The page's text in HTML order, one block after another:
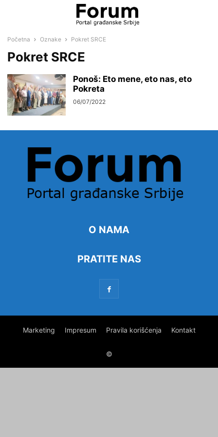
Početna Oznake Pokret SRCE
Pokret SRCE
Ponoš: Eto mene, eto nas, eto
Pokreta
06/07/2022
O NAMA
PRATITE NAS
Marketing Impresum Pravila korišćenja Kontakt
©